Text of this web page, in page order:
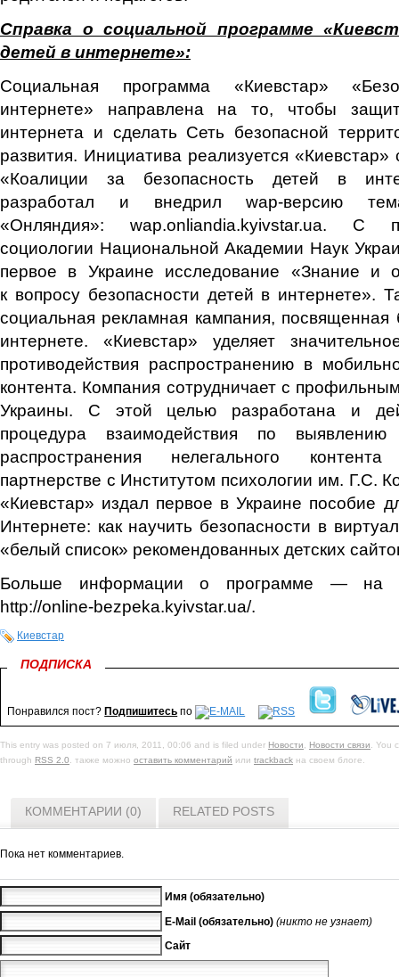
Справка о социальной программе
детей в интернете»:
Социальная программа «Киевстар»
интернете» направлена на то, чтобы
интернета и сделать Сеть безопасной
развития. Инициатива реализуется «Киевстар»
«Коалиции за безопасность детей в
разработал и внедрил wap-версию
«Онляндия»: wap.onliandia.kyivstar.ua. С
социологии Национальной Академии Наук
первое в Украине исследование «Знание и
к вопросу безопасности детей в интернете».
социальная рекламная кампания, посвященная
интернете. «Киевстар» уделяет
противодействия распространению в
контента. Компания сотрудничает с
Украины. С этой целью разработана и
процедура взаимодействия по
распространения нелегального
партнерстве с Институтом психологии им. Г.С.
«Киевстар» издал первое в Украине пособие
Интернете: как научить безопасности в
«белый список» рекомендованных детских
Больше информации о программе — на
http://online-bezpeka.kyivstar.ua/.
Киевстар
ПОДПИСКА
Понравился пост? Подпишитесь по
This entry was posted on 7 июля, 2011, 00:06 and is filed under Новости, Новости связи. You
through RSS 2.0. также можно оставить комментарий или trackback на своем блоге.
КОММЕНТАРИИ (0) RELATED POSTS
Пока нет комментариев.
Имя (обязательно)
E-Mail (обязательно) (никто не узнает)
Сайт